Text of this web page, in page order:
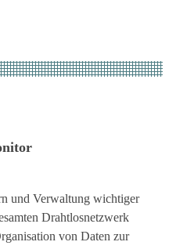
und Verwaltung wichtiger
Drahtlosnetzwerk
von Daten zur